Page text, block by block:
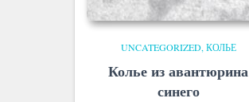
UNCATEGORIZED КОЛЬЕ
Колье из авантюрина
синего